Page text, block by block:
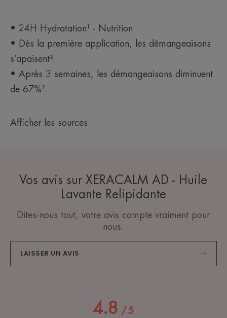
• 24H Hydratation¹ - Nutrition
• Dès la première application, les démangeaisons
s’apaisent².
• Après 3 semaines, les démangeaisons diminuent
de 67%².
Afficher les sources
Vos avis sur XERACALM AD - Huile
Lavante Relipidante
Dites-nous tout, votre avis compte vraiment pour
nous.
LAISSER UN AVIS
4.8 /5